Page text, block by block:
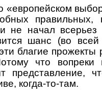
«европейском
правильных,
не начал всерьез
шанс (во
благие
что вопреки
представление,
когда-то-там.